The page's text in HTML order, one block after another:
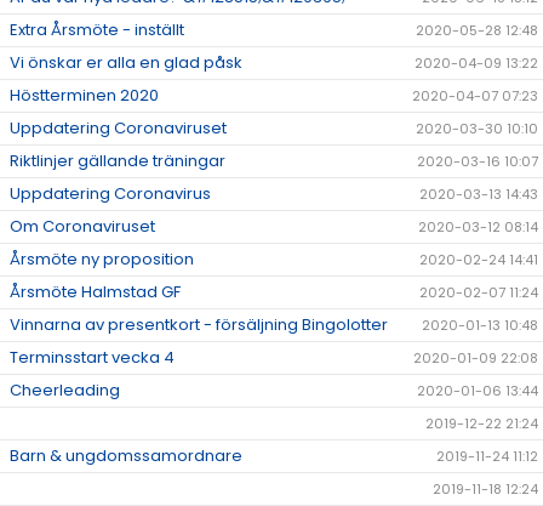
Extra Årsmöte - inställt 2020-05-28 12:48
Vi önskar er alla en glad påsk 2020-04-09 13:22
Höstterminen 2020 2020-04-07 07:23
Uppdatering Coronaviruset 2020-03-30 10:10
Riktlinjer gällande träningar 2020-03-16 10:07
Uppdatering Coronavirus 2020-03-13 14:43
Om Coronaviruset 2020-03-12 08:14
Årsmöte ny proposition 2020-02-24 14:41
Årsmöte Halmstad GF 2020-02-07 11:24
Vinnarna av presentkort - försäljning Bingolotter 2020-01-13 10:48
Terminsstart vecka 4 2020-01-09 22:08
Cheerleading
2020-01-06 13:44
2019-12-22 21:24
Barn & ungdomssamordnare
2019-11-24 11:12
2019-11-18 12:24